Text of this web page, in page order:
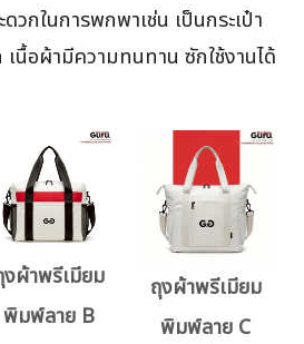
วกในการพกพาเช่น เป็นกระเป๋า
เนื้อผ้ามีความทนทาน ซักใช้งานได้
งผ้าพรีเมียม
พิมพ์ลาย B
ถุงผ้าพรีเมียม
พิมพ์ลาย C